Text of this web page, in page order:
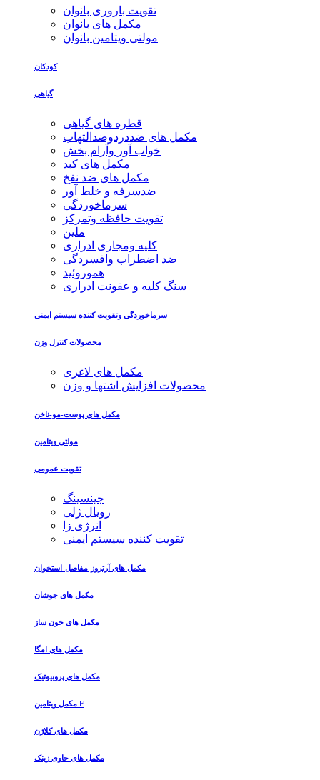
تقویت باروری بانوان
مکمل های بانوان
مولتی ویتامین بانوان
کودکان
گیاهی
قطره های گیاهی
مکمل های ضددردوضدالتهاب
خواب آور وآرام بخش
مکمل های کبد
مکمل های ضد نفخ
ضدسرفه و خلط آور
سرماخوردگی
تقویت حافظه وتمرکز
ملین
کلیه ومجاری ادراری
ضد اضطراب وافسردگی
هموروئید
سنگ کلیه و عفونت ادراری
سرماخوردگی وتقویت کننده سیستم ایمنی
محصولات کنترل وزن
مکمل های لاغری
محصولات افزایش اشتها و وزن
مکمل های پوست-مو-ناخن
مولتی ویتامین
تقویت عمومی
جینسینگ
رویال ژلی
انرژی زا
تقویت کننده سیستم ایمنی
مکمل های آرتروز-مفاصل-استخوان
مکمل های جوشان
مکمل های خون ساز
مکمل های امگا
مکمل های پروبیوتیک
مکمل ویتامین E
مکمل های کلاژن
مکمل های حاوی زینک